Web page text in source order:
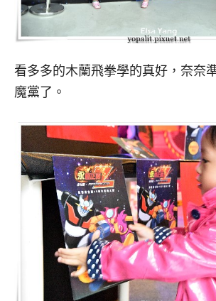
看多多的木蘭飛拳學的真好，奈奈
魔黨了。